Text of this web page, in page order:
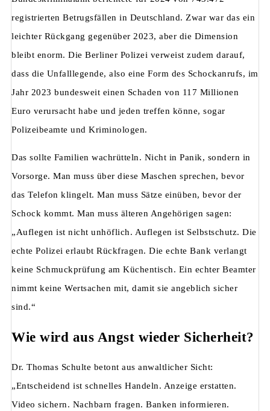
registrierten Betrugsfällen in Deutschland. Zwar war das ein
leichter Rückgang gegenüber 2023, aber die Dimension
bleibt enorm. Die Berliner Polizei verweist zudem darauf,
dass die Unfalllegende, also eine Form des Schockanrufs, im
Jahr 2023 bundesweit einen Schaden von 117 Millionen
Euro verursacht habe und jeden treffen könne, sogar
Polizeibeamte und Kriminologen.
Das sollte Familien wachrütteln. Nicht in Panik, sondern in
Vorsorge. Man muss über diese Maschen sprechen, bevor
das Telefon klingelt. Man muss Sätze einüben, bevor der
Schock kommt. Man muss älteren Angehörigen sagen:
„Auflegen ist nicht unhöflich. Auflegen ist Selbstschutz. Die
echte Polizei erlaubt Rückfragen. Die echte Bank verlangt
keine Schmuckprüfung am Küchentisch. Ein echter Beamter
nimmt keine Wertsachen mit, damit sie angeblich sicher
sind.“
Wie wird aus Angst wieder Sicherheit?
Dr. Thomas Schulte betont aus anwaltlicher Sicht:
„Entscheidend ist schnelles Handeln. Anzeige erstatten.
Video sichern. Nachbarn fragen. Banken informieren.